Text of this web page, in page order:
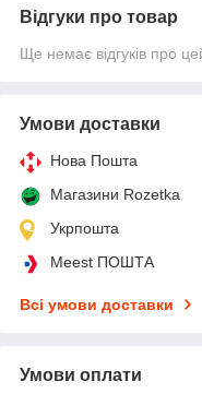
Відгуки про товар
Ще немає відгуків про
Умови доставки
Нова Пошта
Магазини Rozetka
Укрпошта
Meest ПОШТА
Всі умови доставки
Умови оплати